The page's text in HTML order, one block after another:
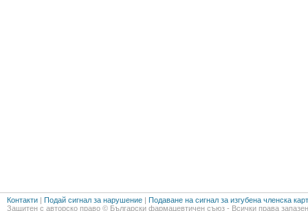
Контакти | Подай сигнал за нарушение | Подаване на сигнал за изгубена членска
Защитен с авторско право © Български фармацевтичен съюз - Всички права